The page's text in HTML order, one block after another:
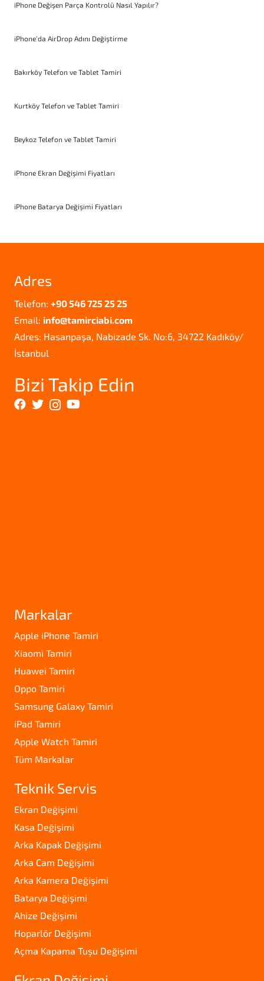
iPhone Değişen Parça Kontrolü Nasıl Yapılır?
iPhone’da AirDrop Adını Değiştirme
Bakırköy Telefon ve Tablet Tamiri
Kurtköy Telefon ve Tablet Tamiri
Beykoz Telefon ve Tablet Tamiri
iPhone Ekran Değişimi Fiyatları
iPhone Batarya Değişimi Fiyatları
Adres
Telefon: +90 546 725 25 25
Email: info@tamirciabi.com
Adres: Hasanpaşa, Nabizade Sk. No:6, 34722 Kadıköy/
İstanbul
Bizi Takip Edin
Markalar
Apple iPhone Tamiri
Xiaomi Tamiri
Huawei Tamiri
Oppo Tamiri
Samsung Galaxy Tamiri
iPad Tamiri
Apple Watch Tamiri
Tüm Markalar
Teknik Servis
Ekran Değişimi
Kasa Değişimi
Arka Kapak Değişimi
Arka Cam Değişimi
Arka Kamera Değişimi
Batarya Değişimi
Ahize Değişimi
Hoparlör Değişimi
Açma Kapama Tuşu Değişimi